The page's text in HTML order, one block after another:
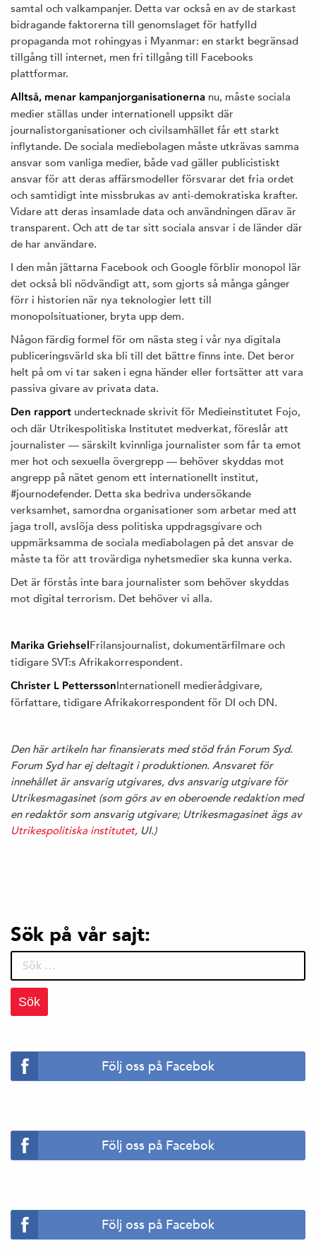
samtal och valkampanjer. Detta var också en av de starkast
bidragande faktorerna till genomslaget för hatfylld
propaganda mot rohingyas i Myanmar: en starkt begränsad
tillgång till internet, men fri tillgång till Facebooks
plattformar.
Alltså, menar kampanjorganisationerna nu, måste sociala
medier ställas under internationell uppsikt där
journalistorganisationer och civilsamhället får ett starkt
inflytande. De sociala mediebolagen måste utkrävas samma
ansvar som vanliga medier, både vad gäller publicistiskt
ansvar för att deras affärsmodeller försvarar det fria ordet
och samtidigt inte missbrukas av anti-demokratiska krafter.
Vidare att deras insamlade data och användningen därav är
transparent. Och att de tar sitt sociala ansvar i de länder där
de har användare.
I den mån jättarna Facebook och Google förblir monopol lär
det också bli nödvändigt att, som gjorts så många gånger
förr i historien när nya teknologier lett till
monopolsituationer, bryta upp dem.
Någon färdig formel för om nästa steg i vår nya digitala
publiceringsvärld ska bli till det bättre finns inte. Det beror
helt på om vi tar saken i egna händer eller fortsätter att vara
passiva givare av privata data.
Den rapport undertecknade skrivit för Medieinstitutet Fojo,
och där Utrikespolitiska Institutet medverkat, föreslår att
journalister — särskilt kvinnliga journalister som får ta emot
mer hot och sexuella övergrepp — behöver skyddas mot
angrepp på nätet genom ett internationellt institut,
#journodefender. Detta ska bedriva undersökande
verksamhet, samordna organisationer som arbetar med att
jaga troll, avslöja dess politiska uppdragsgivare och
uppmärksamma de sociala mediabolagen på det ansvar de
måste ta för att trovärdiga nyhetsmedier ska kunna verka.
Det är förstås inte bara journalister som behöver skyddas
mot digital terrorism. Det behöver vi alla.
Marika GriehselFrilansjournalist, dokumentärfilmare och
tidigare SVT:s Afrikakorrespondent.
Christer L PetterssonInternationell medierådgivare,
författare, tidigare Afrikakorrespondent för DI och DN.
Den här artikeln har finansierats med stöd från Forum Syd.
Forum Syd har ej deltagit i produktionen. Ansvaret för
innehållet är ansvarig utgivares, dvs ansvarig utgivare för
Utrikesmagasinet (som görs av en oberoende redaktion med
en redaktör som ansvarig utgivare; Utrikesmagasinet ägs av
Utrikespolitiska institutet, UI.)
Sök på vår sajt:
Sök
efter:
Följ oss på Facebok
Följ oss på Facebok
Följ oss på Facebok